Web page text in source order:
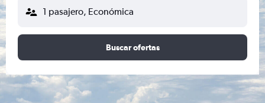
1 pasajero, Económica
Buscar ofertas